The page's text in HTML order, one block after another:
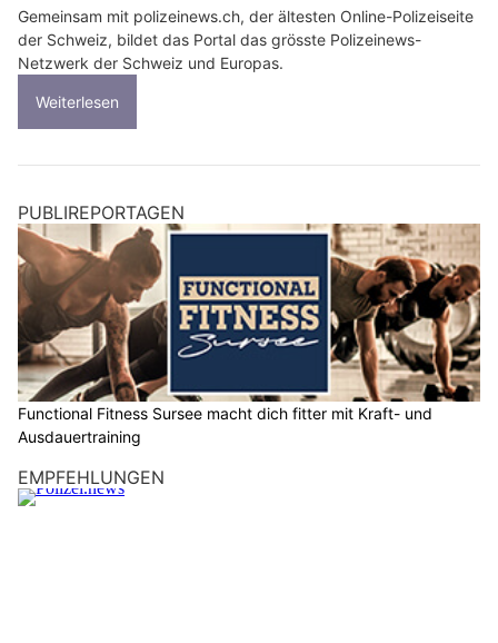
Gemeinsam mit polizeinews.ch, der ältesten Online-Polizeiseite
der Schweiz, bildet das Portal das grösste Polizeinews-
Netzwerk der Schweiz und Europas.
Weiterlesen
PUBLIREPORTAGEN
Functional Fitness Sursee macht dich fitter mit Kraft- und
Ausdauertraining
EMPFEHLUNGEN